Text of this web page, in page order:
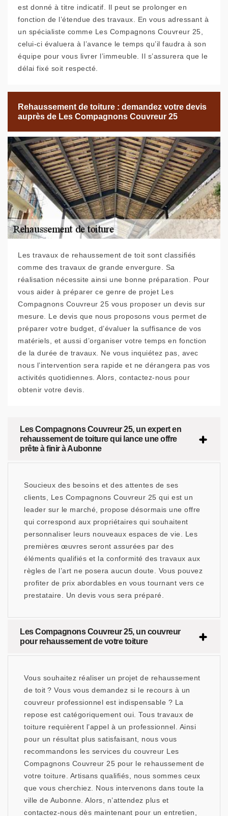
est donné à titre indicatif. Il peut se prolonger en
fonction de l’étendue des travaux. En vous adressant à
un spécialiste comme Les Compagnons Couvreur 25,
celui-ci évaluera à l’avance le temps qu’il faudra à son
équipe pour vous livrer l’immeuble. Il s’assurera que le
délai fixé soit respecté.
Rehaussement de toiture : demandez votre devis
auprès de Les Compagnons Couvreur 25
Les travaux de rehaussement de toit sont classifiés
comme des travaux de grande envergure. Sa
réalisation nécessite ainsi une bonne préparation. Pour
vous aider à préparer ce genre de projet Les
Compagnons Couvreur 25 vous proposer un devis sur
mesure. Le devis que nous proposons vous permet de
préparer votre budget, d’évaluer la suffisance de vos
matériels, et aussi d’organiser votre temps en fonction
de la durée de travaux. Ne vous inquiétez pas, avec
nous l’intervention sera rapide et ne dérangera pas vos
activités quotidiennes. Alors, contactez-nous pour
obtenir votre devis.
Les Compagnons Couvreur 25, un expert en
rehaussement de toiture qui lance une offre
prête à finir à Aubonne
Soucieux des besoins et des attentes de ses
clients, Les Compagnons Couvreur 25 qui est un
leader sur le marché, propose désormais une offre
qui correspond aux propriétaires qui souhaitent
personnaliser leurs nouveaux espaces de vie. Les
premières œuvres seront assurées par des
éléments qualifiés et la conformité des travaux aux
règles de l’art ne posera aucun doute. Vous pouvez
profiter de prix abordables en vous tournant vers ce
prestataire. Un devis vous sera préparé.
Les Compagnons Couvreur 25, un couvreur
pour rehaussement de votre toiture
Vous souhaitez réaliser un projet de rehaussement
de toit ? Vous vous demandez si le recours à un
couvreur professionnel est indispensable ? La
repose est catégoriquement oui. Tous travaux de
toiture requièrent l’appel à un professionnel. Ainsi
pour un résultat plus satisfaisant, nous vous
recommandons les services du couvreur Les
Compagnons Couvreur 25 pour le rehaussement de
votre toiture. Artisans qualifiés, nous sommes ceux
que vous cherchiez. Nous intervenons dans toute la
ville de Aubonne. Alors, n’attendez plus et
contactez-nous dès maintenant pour un entretien,